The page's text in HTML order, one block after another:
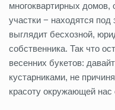
многоквартирных
участки − находятся
выглядит бесхозной,
собственника. Так что
весенних букетов:
кустарниками, не
красоту окружающей нас